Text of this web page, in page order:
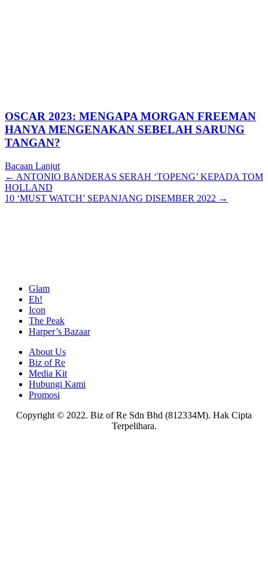
OSCAR 2023: MENGAPA MORGAN FREEMAN
HANYA MENGENAKAN SEBELAH SARUNG
TANGAN?
Bacaan Lanjut
Posts
navigation
← ANTONIO BANDERAS SERAH ‘TOPENG’ KEPADA TOM
HOLLAND
10 ‘MUST WATCH’ SEPANJANG DISEMBER 2022 →
Glam
Eh!
Icon
The Peak
Harper’s Bazaar
About Us
Biz of Re
Media Kit
Hubungi Kami
Promosi
Copyright © 2022. Biz of Re Sdn Bhd (812334M). Hak Cipta
Terpelihara.